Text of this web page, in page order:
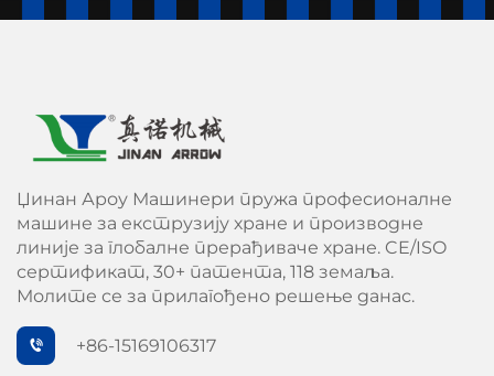
Џинан Ароу Машинери пружа професионалне
машине за екструзију хране и производне
линије за глобалне прерађиваче хране. CE/ISO
сертификат, 30+ патента, 118 земаља.
Молите се за прилагођено решење данас.
+86-15169106317